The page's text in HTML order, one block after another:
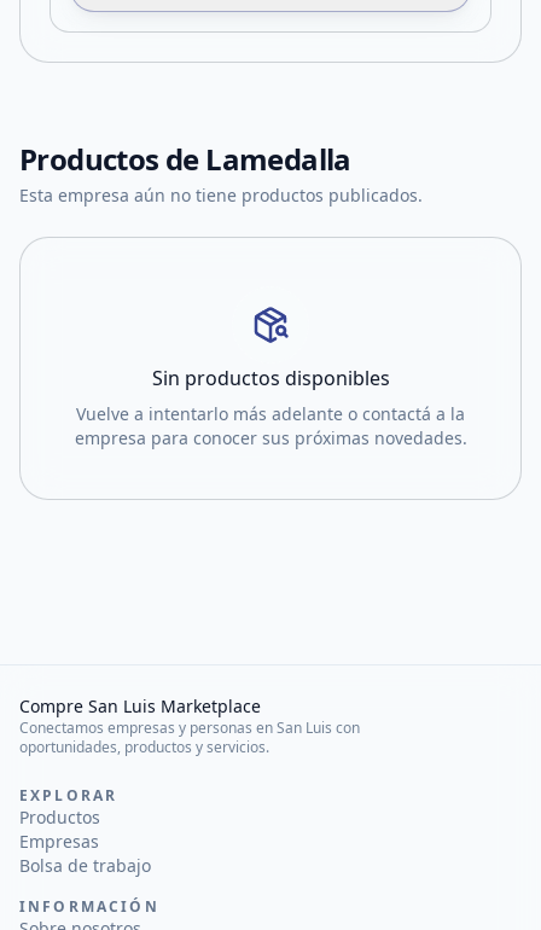
Productos de Lamedalla
Esta empresa aún no tiene productos publicados.
Sin productos disponibles
Vuelve a intentarlo más adelante o contactá a la
empresa para conocer sus próximas novedades.
Compre San Luis Marketplace
Conectamos empresas y personas en San Luis con
oportunidades, productos y servicios.
EXPLORAR
Productos
Empresas
Bolsa de trabajo
INFORMACIÓN